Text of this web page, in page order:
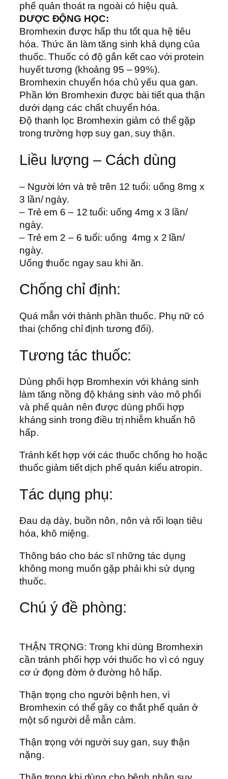
phế quản thoát ra ngoài có hiệu quả.
DƯỢC ĐỘNG HỌC:
Bromhexin được hấp thu tốt qua hệ tiêu
hóa. Thức ăn làm tăng sinh khả dụng của
thuốc. Thuốc có độ gắn kết cao với protein
huyết tương (khoảng 95 – 99%).
Bromhexin chuyển hóa chủ yếu qua gan.
Phần lớn Bromhexin được bài tiết qua thận
dưới dạng các chất chuyển hóa.
Độ thanh lọc Bromhexin giảm có thể gặp
trong trường hợp suy gan, suy thận.
Liều lượng – Cách dùng
– Người lớn và trẻ trên 12 tuổi: uống 8mg x
3 lần/ ngày.
– Trẻ em 6 – 12 tuổi: uống 4mg x 3 lần/
ngày.
– Trẻ em 2 – 6 tuổi: uống 4mg x 2 lần/
ngày.
Uống thuốc ngay sau khi ăn.
Chống chỉ định:
Quá mẫn với thành phần thuốc. Phụ nữ có
thai (chống chỉ định tương đối).
Tương tác thuốc:
Dùng phối hợp Bromhexin với kháng sinh
làm tăng nồng độ kháng sinh vào mô phổi
và phế quản nên được dùng phối hợp
kháng sinh trong điều trị nhiễm khuẩn hô
hấp.
Tránh kết hợp với các thuốc chống ho hoặc
thuốc giảm tiết dịch phế quản kiểu atropin.
Tác dụng phụ:
Đau dạ dày, buồn nôn, nôn và rối loạn tiêu
hóa, khô miệng.
Thông báo cho bác sĩ những tác dụng
không mong muốn gặp phải khi sử dụng
thuốc.
Chú ý đề phòng:
THẬN TRỌNG: Trong khi dùng Bromhexin
cần tránh phối hợp với thuốc ho vì có nguy
cơ ứ đọng đờm ở đường hô hấp.
Thận trọng cho người bệnh hen, vì
Bromhexin có thể gây co thắt phế quản ở
một số người dễ mẫn cảm.
Thận trọng với người suy gan, suy thận
nặng.